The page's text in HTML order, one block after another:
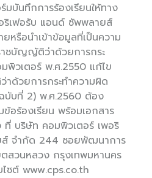
มบันทึกการร้องเรียนให้ทาง
ริเฟอรับ แอนด์ ซัพพลายส์
หรือนำเข้าข้อมูลที่เป็นความ
าชบัญญัติว่าด้วยการกระ
พิวเตอร์ พ.ศ.2550 แก้ไข
ด้วยการกระทำความผิด
บับที่ 2) พ.ศ.2560 ต้อง
อร้องเรียน พร้อมเอกสาร
ที่ บริษัท คอมพิวเตอร์ เพอริ
จำกัด 244 ซอยพัฒนาการ
สวนหลวง กรุงเทพมหานคร
ซต์ www.cps.co.th